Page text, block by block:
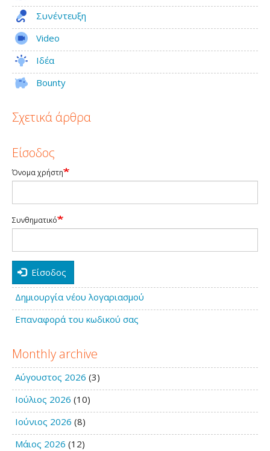
Συνέντευξη
Video
Ιδέα
Bounty
Σχετικά άρθρα
Είσοδος
Όνομα χρήστη
Συνθηματικό
Είσοδος
Δημιουργία νέου λογαριασμού
Επαναφορά του κωδικού σας
Monthly archive
Αύγουστος 2026 (3)
Ιούλιος 2026 (10)
Ιούνιος 2026 (8)
Μάιος 2026 (12)